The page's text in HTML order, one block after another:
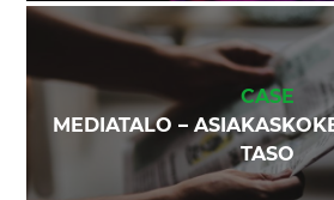
CASE
MEDIATALO –
TASO